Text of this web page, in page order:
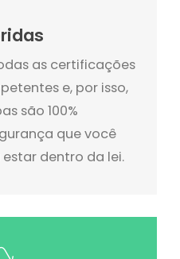
as certificações
e, por isso,
são 100%
que você
dentro da lei.